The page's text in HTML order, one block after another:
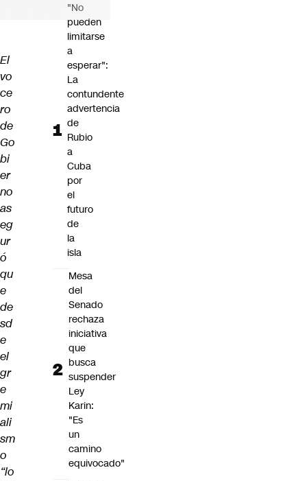
El
vo
ce
ro
de
Go
bi
er
no
as
eg
ur
ó
qu
e
de
sd
e
el
gr
e
mi
ali
sm
o
“lo
"No
pueden
limitarse
a
esperar":
La
contundente
advertencia
de
Rubio
a
Cuba
por
el
futuro
de
la
isla
Mesa
del
Senado
rechaza
iniciativa
que
busca
suspender
Ley
Karin:
"Es
un
camino
equivocado"